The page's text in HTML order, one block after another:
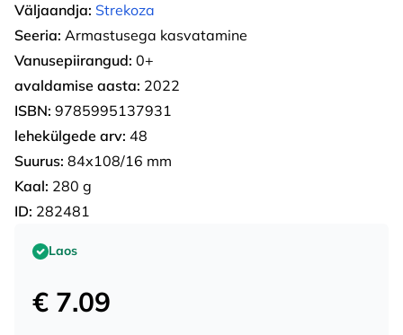
Väljaandja: Strekoza
Seeria: Armastusega kasvatamine
Vanusepiirangud: 0+
avaldamise aasta: 2022
ISBN: 9785995137931
lehekülgede arv: 48
Suurus: 84х108/16 mm
Kaal: 280 g
ID: 282481
Laos
€ 7.09